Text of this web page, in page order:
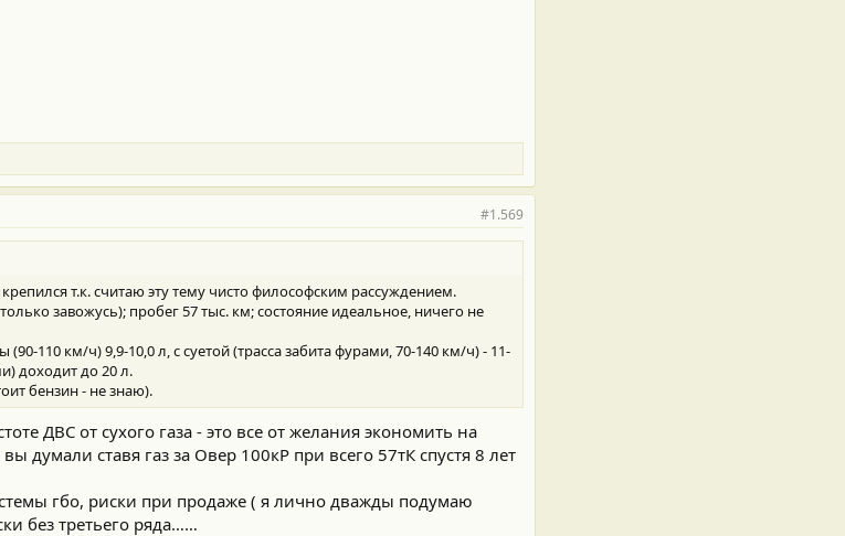
#1.569
т.к. считаю эту тему чисто философским рассуждением.
завожусь); пробег 57 тыс. км; состояние идеальное, ничего не
110 км/ч) 9,9-10,0 л, с суетой (трасса забита фурами, 70-140 км/ч) - 11-
доходит до 20 л.
бензин - не знаю).
ДВС от сухого газа - это все от желания экономить на
думали ставя газ за Овер 100кР при всего 57тК спустя 8 лет
гбо, риски при продаже ( я лично дважды подумаю
без третьего ряда……